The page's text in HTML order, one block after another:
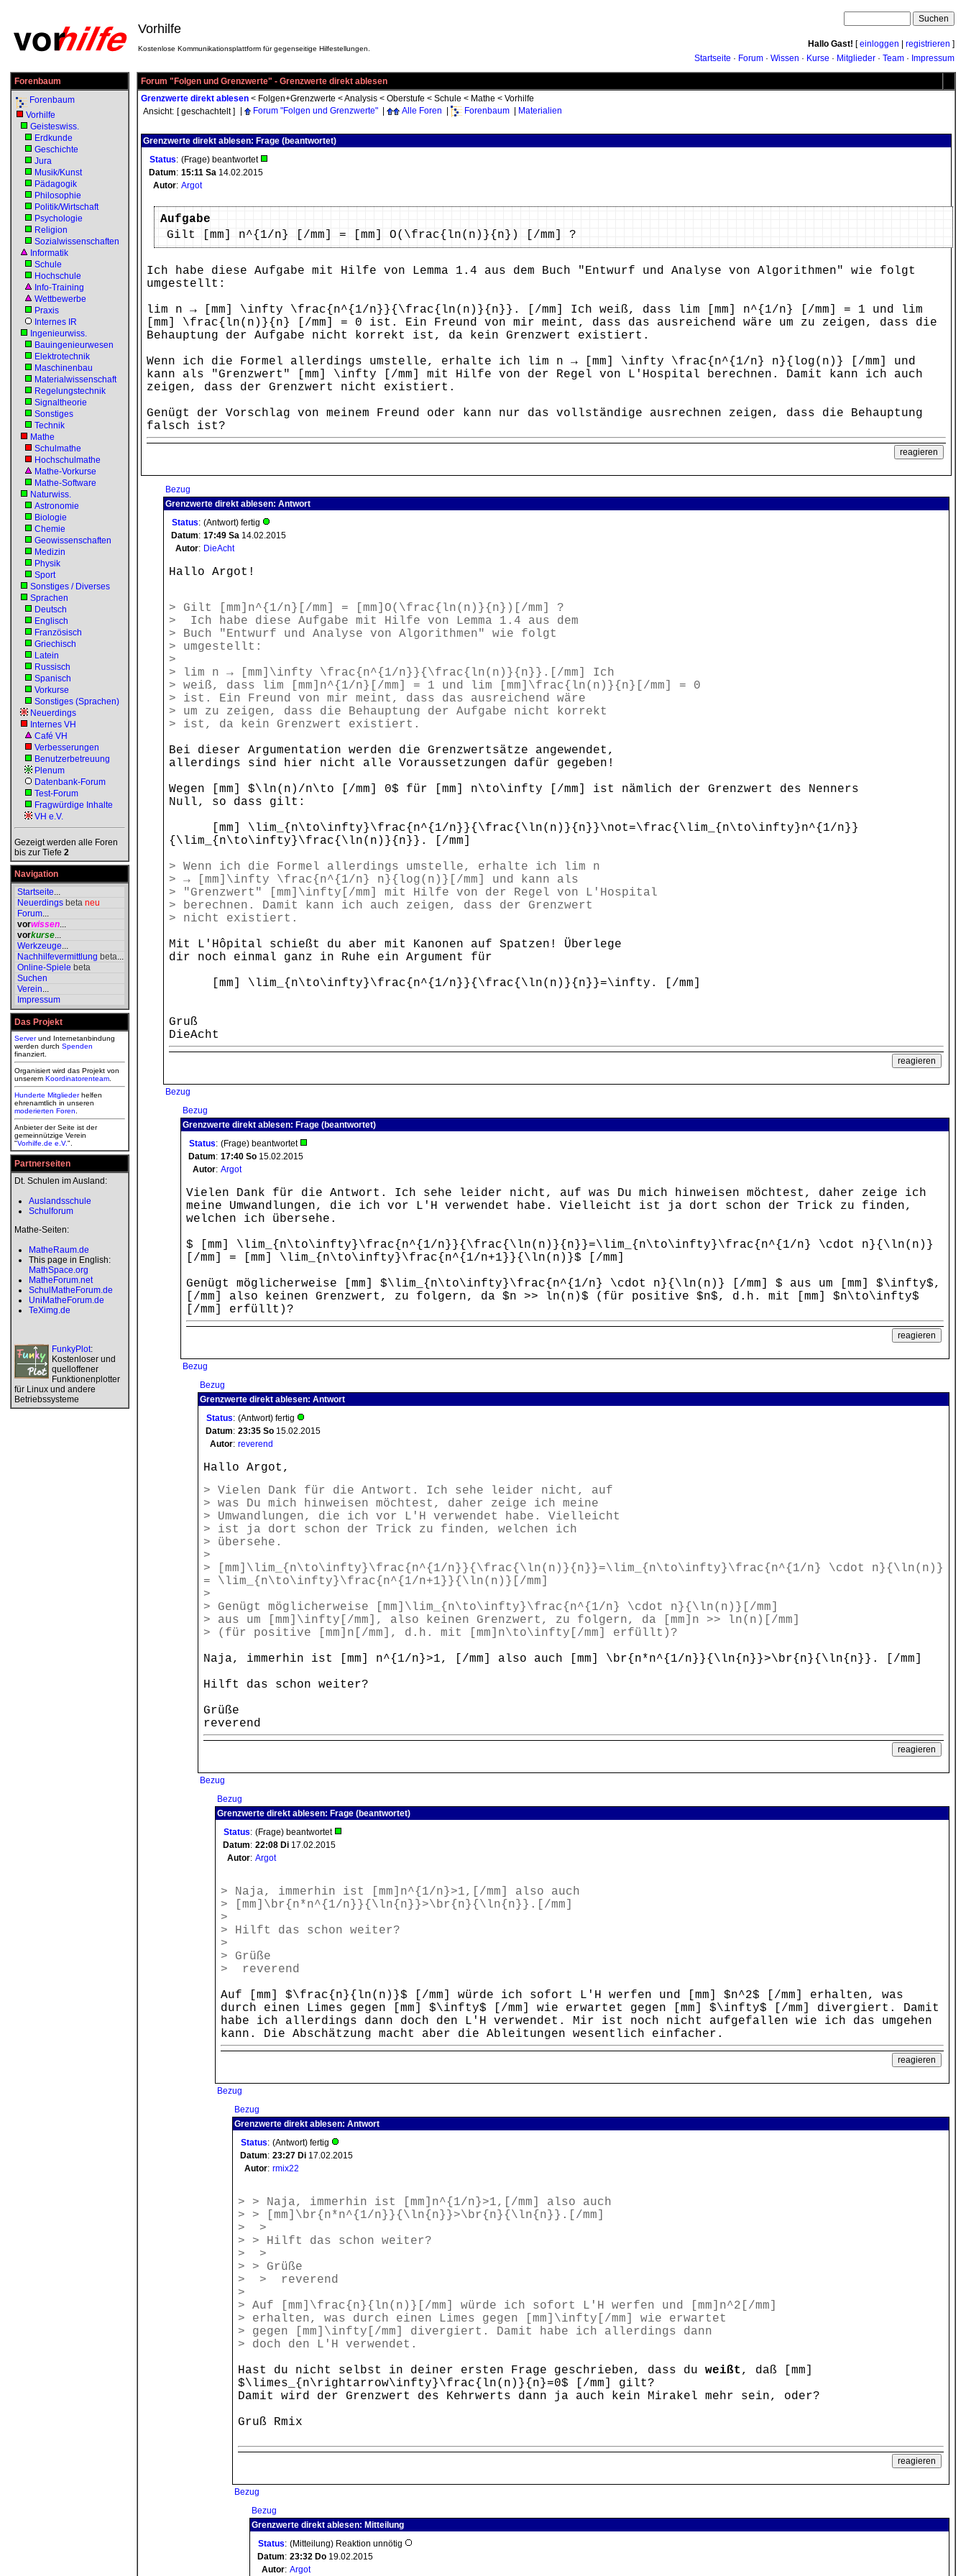
Vorhilfe
Kostenlose Kommunikationsplattform für gegenseitige Hilfestellungen. Hallo Gast! [einloggen registrieren ]
Startseite · Forum · Wissen · Kurse · Mitglieder · Team · Impressum
Forenbaum
Forenbaum
Vorhilfe
Geisteswiss.
Erdkunde
Geschichte
Jura
Musik/Kunst
Pädagogik
Philosophie
Politik/Wirtschaft
Psychologie
Religion
Sozialwissenschaften
Informatik
Schule
Hochschule
Info-Training
Wettbewerbe
Praxis
Internes IR
Ingenieurwiss.
Bauingenieurwesen
Elektrotechnik
Maschinenbau
Materialwissenschaft
Regelungstechnik
Signaltheorie
Sonstiges
Technik
Mathe
Schulmathe
Hochschulmathe
Mathe-Vorkurse
Mathe-Software
Naturwiss.
Astronomie
Biologie
Chemie
Geowissenschaften
Medizin
Physik
Sport
Sonstiges / Diverses
Sprachen
Deutsch
Englisch
Französisch
Griechisch
Latein
Russisch
Spanisch
Vorkurse
Sonstiges (Sprachen)
Neuerdings
Internes VH
Café VH
Verbesserungen
Benutzerbetreuung
Plenum
Datenbank-Forum
Test-Forum
Fragwürdige Inhalte
VH e.V.
Gezeigt werden alle Foren
bis zur Tiefe 2
Navigation
Startseite...
Neuerdings beta neu
Forum...
vorwissen...
vorkurse...
Werkzeuge...
Nachhilfevermittlung beta...
Online-Spiele beta
Suchen
Verein...
Impressum
Das Projekt
Serverund Internetanbindung
werden durch Spenden
finanziert.
Organisiert wird das Projekt von
unserem Koordinatorenteam
Hunderte Mitgliederhelfen
ehrenamtlich in unseren
moderierten Foren
Anbieter der Seite ist der
gemeinnützige Verein
"Vorhilfe.de e.V.".
Partnerseiten
Dt. Schulen im Ausland:
Auslandsschule
Schulforum
Mathe-Seiten:
MatheRaum.de
This page in English:
MathSpace.org
MatheForum.net
SchulMatheForum.de
UniMatheForum.de
TeXimg.de
FunkyPlot:
Kostenloser und
quelloffener
Funktionenplotter
für Linux und andere
Betriebssysteme
Forum "Folgen und Grenzwerte" - Grenzwerte direkt ablesen
Grenzwerte direkt ablesen < Folgen+Grenzwerte <Analysis < Oberstufe < Schule < Mathe < Vorhilfe
Ansicht: [ geschachtelt ] Forum "Folgen und Grenzwerte" Alle Foren Forenbaum Materialien
Grenzwerte direkt ablesen: Frage (beantwortet)
Status: (Frage) beantwortet
Datum: 15:11 Sa 14.02.2015
Autor: Argot
Aufgabe
Gilt [mm] n^{1/n} [/mm] = [mm] O(\frac{ln(n)}{n}) [/mm] ?
Ich habe diese Aufgabe mit Hilfe von Lemma 1.4 aus dem Buch "Entwurf und Analyse von Algorithmen" wie folgt
umgestellt:
lim n → [mm] \infty \frac{n^{1/n}}{\frac{ln(n)}{n}}. [/mm] Ich weiß, dass lim [mm] n^{1/n} [/mm] = 1 und lim
[mm] \frac{ln(n)}{n} [/mm] = 0 ist. Ein Freund von mir meint, dass das ausreichend wäre um zu zeigen, dass die
Behauptung der Aufgabe nicht korrekt ist, da kein Grenzwert existiert.
Wenn ich die Formel allerdings umstelle, erhalte ich lim n → [mm] \infty \frac{n^{1/n} n}{log(n)} [/mm] und
kann als "Grenzwert" [mm] \infty [/mm] mit Hilfe von der Regel von L'Hospital berechnen. Damit kann ich auch
zeigen, dass der Grenzwert nicht existiert.
Genügt der Vorschlag von meinem Freund oder kann nur das vollständige ausrechnen zeigen, dass die Behauptung
falsch ist?
Bezug
Grenzwerte direkt ablesen: Antwort
Status: (Antwort) fertig
Datum: 17:49 Sa 14.02.2015
Autor: DieAcht
Hallo Argot!
> Gilt [mm]n^{1/n}[/mm] = [mm]O(\frac{ln(n)}{n})[/mm] ?
> Ich habe diese Aufgabe mit Hilfe von Lemma 1.4 aus dem
> Buch "Entwurf und Analyse von Algorithmen" wie folgt
> umgestellt:
>
> lim n → [mm]\infty \frac{n^{1/n}}{\frac{ln(n)}{n}}.[/mm] Ich
> weiß, dass lim [mm]n^{1/n}[/mm] = 1 und lim [mm]\frac{ln(n)}{n}[/mm] = 0
> ist. Ein Freund von mir meint, dass das ausreichend wäre
> um zu zeigen, dass die Behauptung der Aufgabe nicht korrekt
> ist, da kein Grenzwert existiert.
Bei dieser Argumentation werden die Grenzwertsätze angewendet,
allerdings sind hier nicht alle Voraussetzungen dafür gegeben!
Wegen [mm] $\ln(n)/n\to [/mm] 0$ für [mm] n\to\infty [/mm] ist nämlich der Grenzwert des Nenners
Null, so dass gilt:
[mm] \lim_{n\to\infty}\frac{n^{1/n}}{\frac{\ln(n)}{n}}\not=\frac{\lim_{n\to\infty}n^{1/n}}
{\lim_{n\to\infty}\frac{\ln(n)}{n}}. [/mm]
> Wenn ich die Formel allerdings umstelle, erhalte ich lim n
> → [mm]\infty \frac{n^{1/n} n}{log(n)}[/mm] und kann als
> "Grenzwert" [mm]\infty[/mm] mit Hilfe von der Regel von L'Hospital
> berechnen. Damit kann ich auch zeigen, dass der Grenzwert
> nicht existiert.
Mit L'Hôpital schießt du aber mit Kanonen auf Spatzen! Überlege
dir noch einmal ganz in Ruhe ein Argument für
[mm] \lim_{n\to\infty}\frac{n^{1/n}}{\frac{\ln(n)}{n}}=\infty. [/mm]
Gruß
DieAcht
Bezug
Bezug
Grenzwerte direkt ablesen: Frage (beantwortet)
Status: (Frage) beantwortet
Datum: 17:40 So 15.02.2015
Autor: Argot
Vielen Dank für die Antwort. Ich sehe leider nicht, auf was Du mich hinweisen möchtest, daher zeige ich
meine Umwandlungen, die ich vor L'H verwendet habe. Vielleicht ist ja dort schon der Trick zu finden,
welchen ich übersehe.
$ [mm] \lim_{n\to\infty}\frac{n^{1/n}}{\frac{\ln(n)}{n}}=\lim_{n\to\infty}\frac{n^{1/n} \cdot n}{\ln(n)}
[/mm] = [mm] \lim_{n\to\infty}\frac{n^{1/n+1}}{\ln(n)}$ [/mm]
Genügt möglicherweise [mm] $\lim_{n\to\infty}\frac{n^{1/n} \cdot n}{\ln(n)} [/mm] $ aus um [mm] $\infty$,
[/mm] also keinen Grenzwert, zu folgern, da $n >> ln(n)$ (für positive $n$, d.h. mit [mm] $n\to\infty$
[/mm] erfüllt)?
Bezug
Bezug
Grenzwerte direkt ablesen: Antwort
Status: (Antwort) fertig
Datum: 23:35 So 15.02.2015
Autor: reverend
Hallo Argot,
> Vielen Dank für die Antwort. Ich sehe leider nicht, auf
> was Du mich hinweisen möchtest, daher zeige ich meine
> Umwandlungen, die ich vor L'H verwendet habe. Vielleicht
> ist ja dort schon der Trick zu finden, welchen ich
> übersehe.
>
> [mm]\lim_{n\to\infty}\frac{n^{1/n}}{\frac{\ln(n)}{n}}=\lim_{n\to\infty}\frac{n^{1/n} \cdot n}{\ln(n)}
= \lim_{n\to\infty}\frac{n^{1/n+1}}{\ln(n)}[/mm]
>
> Genügt möglicherweise [mm]\lim_{n\to\infty}\frac{n^{1/n} \cdot n}{\ln(n)}[/mm]
> aus um [mm]\infty[/mm], also keinen Grenzwert, zu folgern, da [mm]n >> ln(n)[/mm]
> (für positive [mm]n[/mm], d.h. mit [mm]n\to\infty[/mm] erfüllt)?
Naja, immerhin ist [mm] n^{1/n}>1, [/mm] also auch [mm] \br{n*n^{1/n}}{\ln{n}}>\br{n}{\ln{n}}. [/mm]
Hilft das schon weiter?
Grüße
reverend
Bezug
Bezug
Grenzwerte direkt ablesen: Frage (beantwortet)
Status: (Frage) beantwortet
Datum: 22:08 Di 17.02.2015
Autor: Argot
> Naja, immerhin ist [mm]n^{1/n}>1,[/mm] also auch
> [mm]\br{n*n^{1/n}}{\ln{n}}>\br{n}{\ln{n}}.[/mm]
>
> Hilft das schon weiter?
>
> Grüße
> reverend
Auf [mm] $\frac{n}{ln(n)}$ [/mm] würde ich sofort L'H werfen und [mm] $n^2$ [/mm] erhalten, was
durch einen Limes gegen [mm] $\infty$ [/mm] wie erwartet gegen [mm] $\infty$ [/mm] divergiert. Damit
habe ich allerdings dann doch den L'H verwendet. Mir ist noch nicht aufgefallen wie ich das umgehen
kann. Die Abschätzung macht aber die Ableitungen wesentlich einfacher.
Bezug
Bezug
Grenzwerte direkt ablesen: Antwort
Status: (Antwort) fertig
Datum: 23:27 Di 17.02.2015
Autor: rmix22
> > Naja, immerhin ist [mm]n^{1/n}>1,[/mm] also auch
> > [mm]\br{n*n^{1/n}}{\ln{n}}>\br{n}{\ln{n}}.[/mm]
> >
> > Hilft das schon weiter?
> >
> > Grüße
> > reverend
>
> Auf [mm]\frac{n}{ln(n)}[/mm] würde ich sofort L'H werfen und [mm]n^2[/mm]
> erhalten, was durch einen Limes gegen [mm]\infty[/mm] wie erwartet
> gegen [mm]\infty[/mm] divergiert. Damit habe ich allerdings dann
> doch den L'H verwendet.
Hast du nicht selbst in deiner ersten Frage geschrieben, dass du weißt , daß [mm]
$\limes_{n\rightarrow\infty}\frac{ln(n)}{n}=0$ [/mm] gilt?
Damit wird der Grenzwert des Kehrwerts dann ja auch kein Mirakel mehr sein, oder?
Gruß Rmix
Bezug
Bezug
Grenzwerte direkt ablesen: Mitteilung
Status: (Mitteilung) Reaktion unnötig
Datum: 23:32 Do 19.02.2015
Autor: Argot